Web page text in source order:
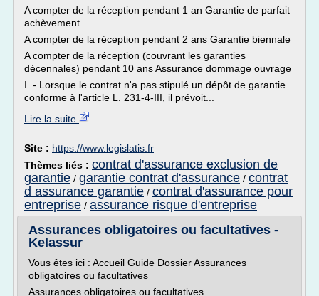
A compter de la réception pendant 1 an Garantie de parfait
achèvement
A compter de la réception pendant 2 ans Garantie biennale
A compter de la réception (couvrant les garanties
décennales) pendant 10 ans Assurance dommage ouvrage
I. - Lorsque le contrat n'a pas stipulé un dépôt de garantie
conforme à l'article L. 231-4-III, il prévoit...
Lire la suite
Site : https://www.legislatis.fr
Thèmes liés : contrat d'assurance exclusion de
garantie / garantie contrat d'assurance / contrat
d assurance garantie / contrat d'assurance pour
entreprise / assurance risque d'entreprise
Assurances obligatoires ou facultatives -
Kelassur
Vous êtes ici : Accueil Guide Dossier Assurances
obligatoires ou facultatives
Assurances obligatoires ou facultatives